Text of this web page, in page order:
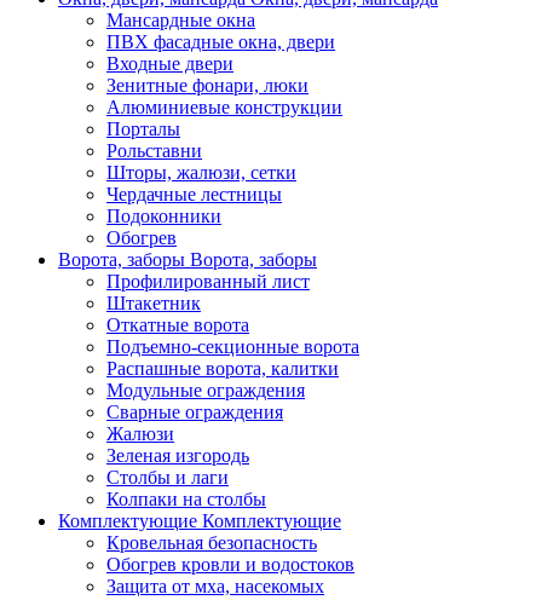
Мансардные окна
ПВХ фасадные окна, двери
Входные двери
Зенитные фонари, люки
Алюминиевые конструкции
Порталы
Рольставни
Шторы, жалюзи, сетки
Чердачные лестницы
Подоконники
Обогрев
Ворота, заборы Ворота, заборы
Профилированный лист
Штакетник
Откатные ворота
Подъемно-секционные ворота
Распашные ворота, калитки
Модульные ограждения
Сварные ограждения
Жалюзи
Зеленая изгородь
Столбы и лаги
Колпаки на столбы
Комплектующие Комплектующие
Кровельная безопасность
Обогрев кровли и водостоков
Защита от мха, насекомых